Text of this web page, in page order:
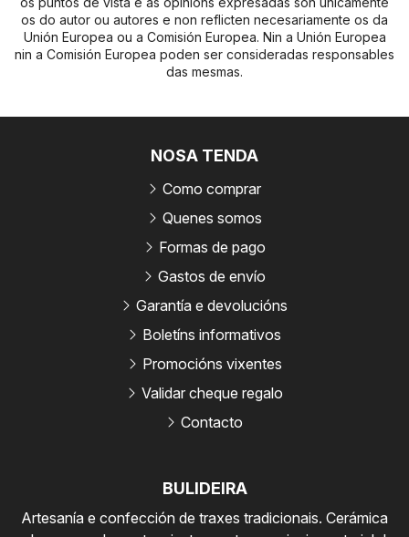
os do autor ou autores e non reflicten necesariamente os da
Unión Europea ou a Comisión Europea. Nin a Unión Europea
nin a Comisión Europea poden ser consideradas responsables
das mesmas.
BULIDEIRA
Artesanía e confección de traxes tradicionais. Cerámica
NOSA TENDA
Como comprar
Quenes somos
Formas de pago
Gastos de envío
Garantía e devolucións
Boletíns informativos
Promocións vixentes
Validar cheque regalo
Contacto